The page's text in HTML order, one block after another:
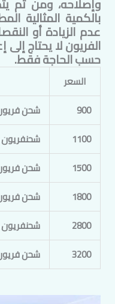
بالكمية المثالية
عدم الزيادة أو
الفريون لا يحتاج
حسب الحاجة فقط.
السعر
900
شحن فريون
1100
شحنفريون
1500
شحن فريون
1800
شحن فريون
2800
شحنفريون
3200
شحن